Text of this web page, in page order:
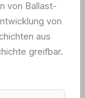
von Ballast-
von
aus
greifbar.